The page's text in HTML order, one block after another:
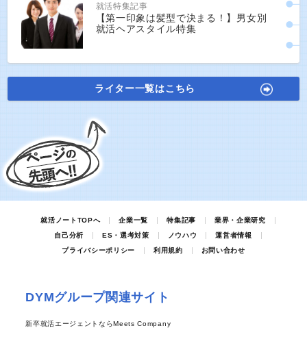
就活特集記事
【第一印象は髪型で決まる！】男女別
就活ヘアスタイル特集
ライター一覧はこちら
就活ノートTOPへ 企業一覧 特集記事
業界・企業研究
自己分析
ES・選考対策 ノウハウ
運営者情報
プライバシーポリシー
利用規約 お問い合わせ
DYMグループ関連サイト
新卒就活エージェントならMeets Company